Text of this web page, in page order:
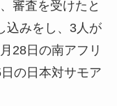
審査を受けたと
込みをし、3人が
28日の南アフリ
の日本対サモア